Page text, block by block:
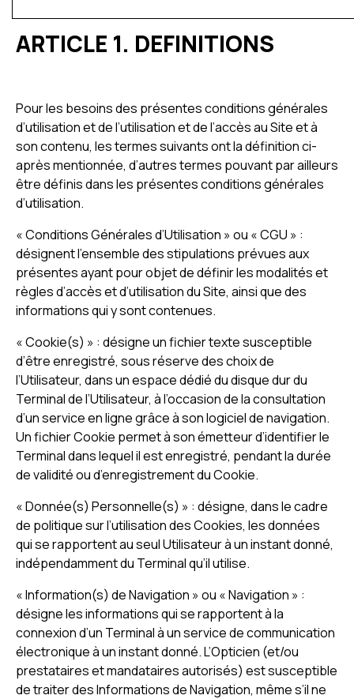
ARTICLE 1. DEFINITIONS
Pour les besoins des présentes conditions générales
d’utilisation et de l’utilisation et de l’accès au Site et à
son contenu, les termes suivants ont la définition ci-
après mentionnée, d’autres termes pouvant par ailleurs
être définis dans les présentes conditions générales
d’utilisation.
« Conditions Générales d’Utilisation » ou « CGU » :
désignent l’ensemble des stipulations prévues aux
présentes ayant pour objet de définir les modalités et
règles d’accès et d’utilisation du Site, ainsi que des
informations qui y sont contenues.
« Cookie(s) » : désigne un fichier texte susceptible
d’être enregistré, sous réserve des choix de
l’Utilisateur, dans un espace dédié du disque dur du
Terminal de l’Utilisateur, à l’occasion de la consultation
d’un service en ligne grâce à son logiciel de navigation.
Un fichier Cookie permet à son émetteur d’identifier le
Terminal dans lequel il est enregistré, pendant la durée
de validité ou d’enregistrement du Cookie.
« Donnée(s) Personnelle(s) » : désigne, dans le cadre
de politique sur l’utilisation des Cookies, les données
qui se rapportent au seul Utilisateur à un instant donné,
indépendamment du Terminal qu’il utilise.
« Information(s) de Navigation » ou « Navigation » :
désigne les informations qui se rapportent à la
connexion d’un Terminal à un service de communication
électronique à un instant donné. L’Opticien (et/ou
prestataires et mandataires autorisés) est susceptible
de traiter des Informations de Navigation, même s’il ne